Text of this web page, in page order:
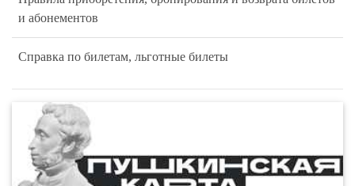
и абонементов
Справка по билетам, льготные билеты